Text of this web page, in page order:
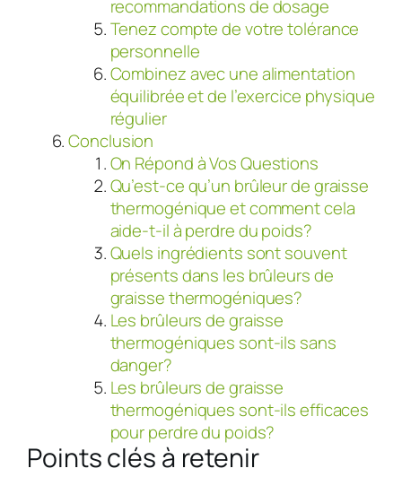
recommandations de dosage
Tenez compte de votre tolérance
personnelle
Combinez avec une alimentation
équilibrée et de l’exercice physique
régulier
Conclusion
On Répond à Vos Questions
Qu’est-ce qu’un brûleur de graisse
thermogénique et comment cela
aide-t-il à perdre du poids?
Quels ingrédients sont souvent
présents dans les brûleurs de
graisse thermogéniques?
Les brûleurs de graisse
thermogéniques sont-ils sans
danger?
Les brûleurs de graisse
thermogéniques sont-ils efficaces
pour perdre du poids?
Points clés à retenir